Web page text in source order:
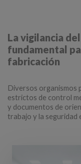
La vigilancia
fundamental
fabricación
Diversos organismos
estrictos de control
y documentos de
trabajo y la seguridad